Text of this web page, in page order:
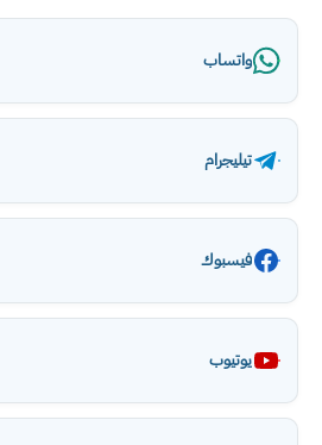
واتساب
تيليجرام
فيسبوك
يوتيوب